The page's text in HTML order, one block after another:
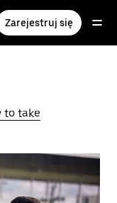
Zarejestruj się
to take